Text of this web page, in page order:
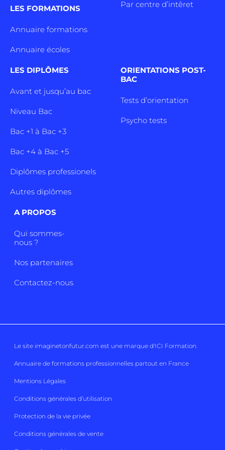
LES FORMATIONS
Annuaire formations
Annuaire écoles
Par centre d’intêret
LES DIPLÔMES
Avant et jusqu’au bac
Niveau Bac
Bac +1 à Bac +3
Bac +4 à Bac +5
Diplômes professionels
Autres diplômes
ORIENTATIONS POST-
BAC
Tests d’orientation
Psycho tests
A PROPOS
Qui sommes-
nous ?
Nos partenaires
Contactez-nous
Le site imaginetonfutur.com est une marque d'ICI Formation.
Annuaire de formations professionnelles partout en France
Mentions Légales
Conditions générales d’utilisation
Protection de la vie privée
Conditions générales de vente